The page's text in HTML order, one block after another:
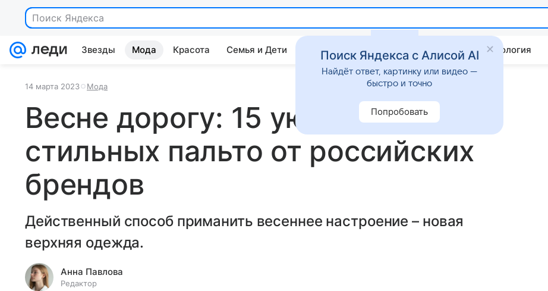
Поиск Яндекса
Звезды Мода Красота Семья и Дети Дом Гороскопы Стиль жизни Психология
14 марта 2023 Мода
Весне дорогу: 15 уютных и
стильных пальто от российских
брендов
Действенный способ приманить весеннее настроение – новая
верхняя одежда.
Анна Павлова
Редактор
Поиск Яндекса с Алисой AI
Найдёт ответ, картинку или видео —
быстро и точно
Попробовать